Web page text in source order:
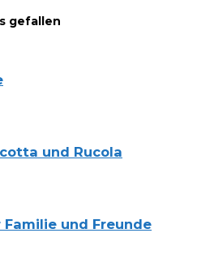
gefallen
und Rucola
und Freunde